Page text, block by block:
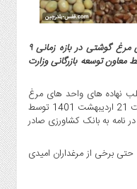
دستور بارگذاری طلب نهاده های واحد های مرغ گوشتی در بازه زمانی ۹
لغایت ۲۱ اردیبهشت ۱۴۰۱ توسط معاون توسعه بازرگانی وزارت
نهاده های واحد های مرغ
گوشتی در بازه زمانی 9 فروردین 1401 لغایت 21 اردیبهشت 1401 توسط
نامه به بانک کشاورزی صادر
حتی برخی از مرغداران امیدی